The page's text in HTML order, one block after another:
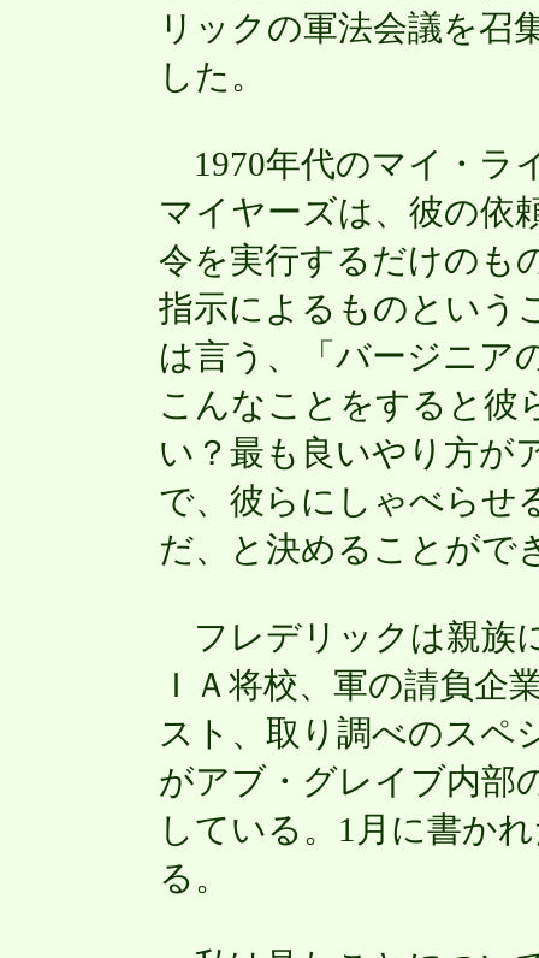
リックの軍法会議を召
した。
1970年代のマイ・ラ
マイヤーズは、彼の依
令を実行するだけのも
指示によるものという
は言う、「バージニア
こんなことをすると彼
い？最も良いやり方が
で、彼らにしゃべらせ
だ、と決めることがで
フレデリックは親族
ＩＡ将校、軍の請負企
スト、取り調べのスペ
がアブ・グレイブ内部
している。1月に書か
る。